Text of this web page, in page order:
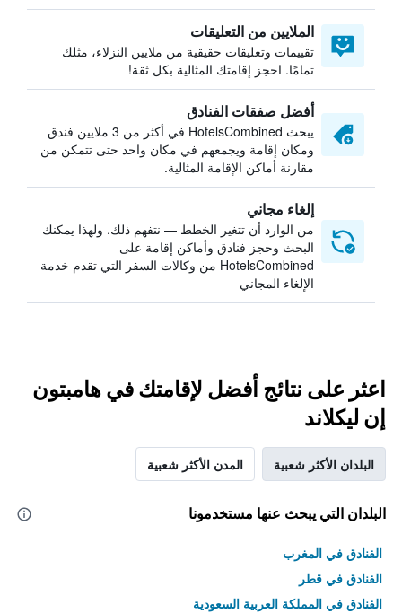
الملايين من التعليقات
تقييمات وتعليقات حقيقية من ملايين النزلاء، مثلك
تمامًا. احجز إقامتك المثالية بكل ثقة!
أفضل صفقات الفنادق
يبحث HotelsCombined في أكثر من 3 ملايين فندق
ومكان إقامة ويجمعهم في مكان واحد حتى تتمكن من
مقارنة أماكن الإقامة المثالية.
إلغاء مجاني
من الوارد أن تتغير الخطط — نتفهم ذلك. ولهذا يمكنك
البحث وحجز فنادق وأماكن إقامة على
HotelsCombined من وكالات السفر التي تقدم خدمة
الإلغاء المجاني
اعثر على نتائج أفضل لإقامتك في هامبتون
إن ليكلاند
البلدان الأكثر شعبية المدن الأكثر شعبية
البلدان التي يبحث عنها مستخدمونا
الفنادق في المغرب
الفنادق في قطر
الفنادق في المملكة العربية السعودية